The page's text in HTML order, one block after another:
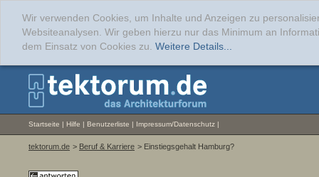
Wir verwenden Cookies, um Inhalte und Anzeigen zu
Websiteanalysen. Wir geben hierzu nur das Minimum an
dem Einsatz von Cookies zu. Weitere Details...
Startseite | Hilfe | Benutzerliste | Impressum/Datenschutz |
tektorum.de > Beruf & Karriere > Einstiegsgehalt Hamburg?